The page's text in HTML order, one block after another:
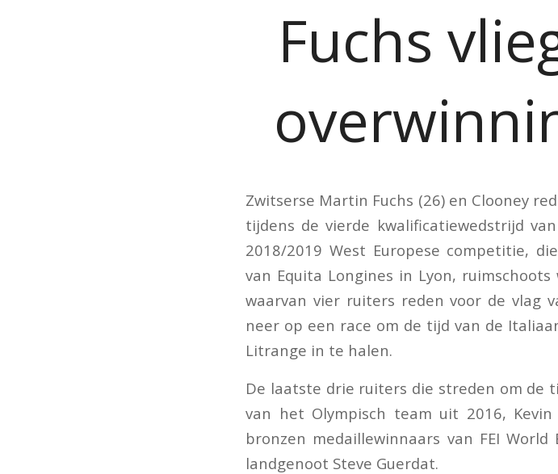
Fuchs
Zwitserse Martin Fuchs (26) en Clooney
tijdens de vierde kwalificatiewedstrijd
2018/2019 West Europese competitie,
van Equita Longines in Lyon,
waarvan vier ruiters reden voor de vlag
neer op een race om de tijd van de
Litrange in te halen.
De laatste drie ruiters die streden om de
van het Olympisch team uit 2016,
bronzen medaillewinnaars van FEI
landgenoot Steve Guerdat.